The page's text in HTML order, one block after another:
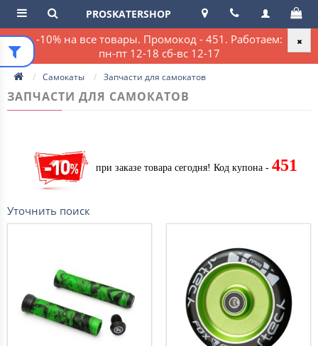
-10% на все товары. Промокод - 451. Работаем:
пн-пт 12-18 сб-вс 12-17
PROSKATERSHOP
Самокаты Запчасти для самокатов
ЗАПЧАСТИ ДЛЯ САМОКАТОВ
при заказе товара сегодня! Код купона - 451
Уточнить поиск